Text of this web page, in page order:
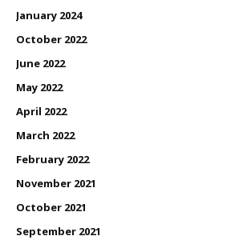
January 2024
October 2022
June 2022
May 2022
April 2022
March 2022
February 2022
November 2021
October 2021
September 2021